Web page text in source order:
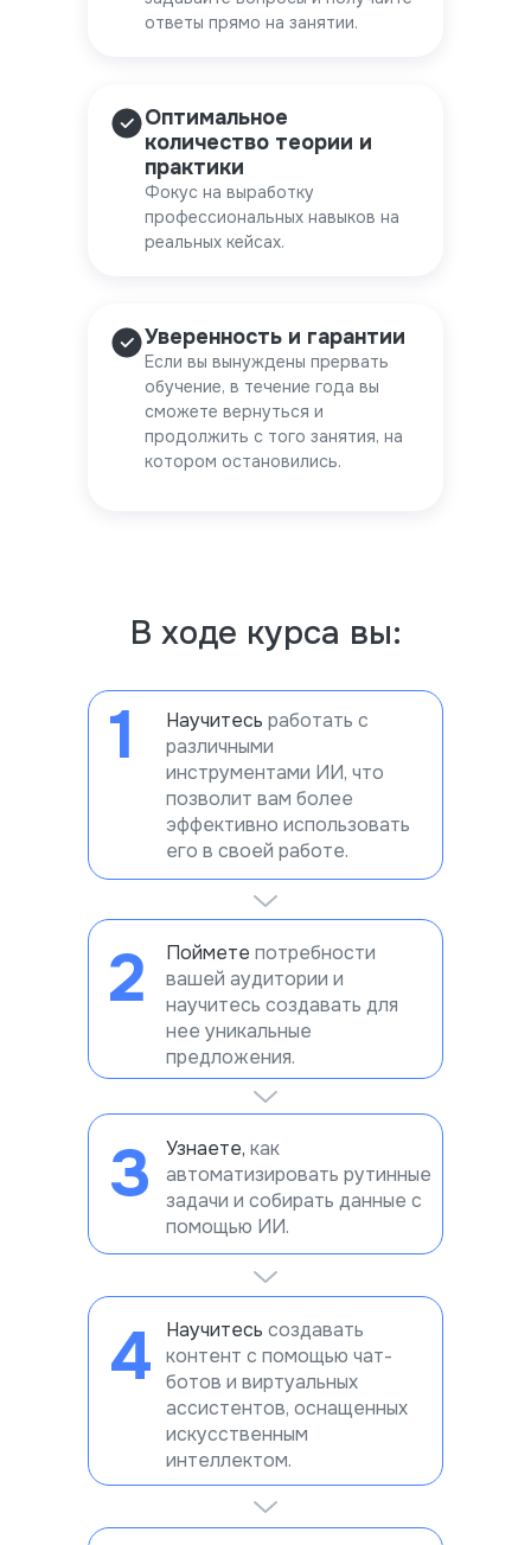
Уверенность и гарантии
Если вы вынуждены прервать
обучение, в течение года вы
сможете вернуться и
продолжить с того занятия, на
котором остановились.
Оптимальное
количество теории и
практики
Фокус на выработку
профессиональных навыков на
реальных кейсах.
ответы прямо на занятии.
В ходе курса вы:
2 Поймете потребности
вашей аудитории и
научитесь создавать для
нее уникальные
предложения.
1 Научитесь работать с
различными
инструментами ИИ, что
позволит вам более
эффективно использовать
его в своей работе.
3 Узнаете, как
автоматизировать рутинные
задачи и собирать данные с
помощью ИИ.
4 Научитесь создавать
контент с помощью чат-
ботов и виртуальных
ассистентов, оснащенных
искусственным
интеллектом.